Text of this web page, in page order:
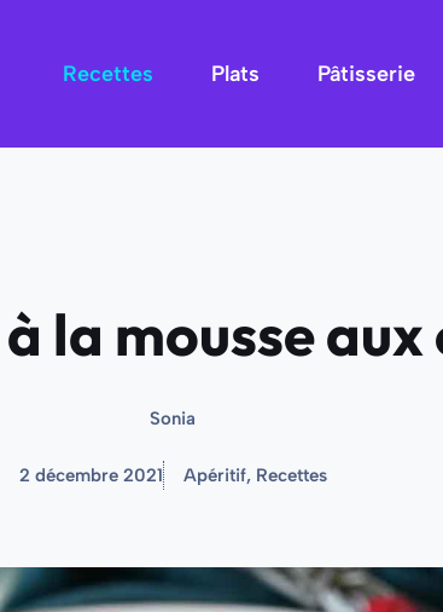
Recettes Plats Pâtisserie
la mousse
Sonia
2 décembre 2021 Apéritif, Recettes